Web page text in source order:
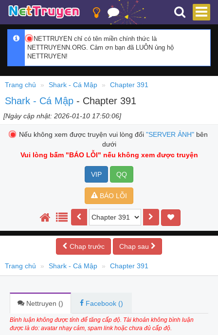
NETTRUYEN chỉ có tên miền chính thức là
NETTRUYENN.ORG. Cảm ơn bạn đã LUÔN ủng hộ
NETTRUYEN!
Trang chủ Shark - Cá Mập Chapter 391
Shark - Cá Mập - Chapter 391
[Ngày cập nhật: 2026-01-10 17:50:06]
Nếu không xem được truyện vui lòng đổi "SERVER ẢNH"bên
dưới
Vui lòng bấm "BÁO LỖI" nếu không xem được truyện
VIP QQ
BÁO LỖI
Chap trước Chap sau
Trang chủ Shark - Cá Mập Chapter 391
Nettruyen () Facebook ()
Bình luận không được tính để tăng cấp độ. Tài khoản không bình luận
được là do: avatar nhạy cảm, spam link hoặc chưa đủ cấp độ.